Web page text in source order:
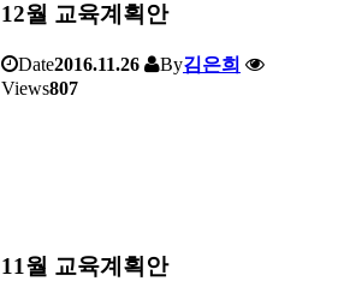
12월 교육계획안
Date2016.11.26 By김은희
Views807
11월 교육계획안